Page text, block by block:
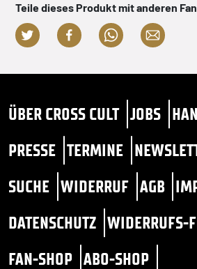
Teile dieses Produkt mit anderen
ÜBER CROSS CULT JOBS
PRESSE TERMINE
SUCHE WIDERRUF AGB
DATENSCHUTZ WIDERRUFS-
FAN-SHOP ABO-SHOP